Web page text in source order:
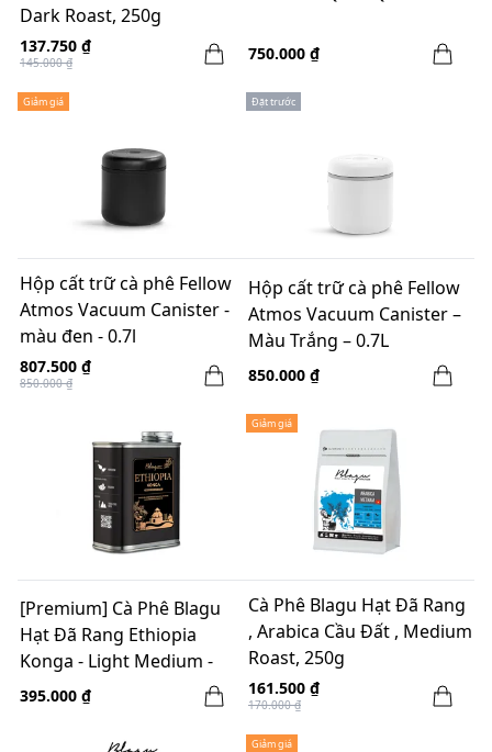
Dark Roast, 250g
137.750 ₫
145.000 ₫ 750.000 ₫
Giảm giá
Hộp cất trữ cà phê Fellow
Atmos Vacuum Canister -
màu đen - 0.7l
807.500 ₫
850.000 ₫
Đặt trước
Hộp cất trữ cà phê Fellow
Atmos Vacuum Canister –
Màu Trắng – 0.7L
850.000 ₫
[Premium] Cà Phê Blagu
Hạt Đã Rang Ethiopia
Konga - Light Medium -
250g
395.000 ₫
Giảm giá
Cà Phê Blagu Hạt Đã Rang
, Arabica Cầu Đất , Medium
Roast, 250g
161.500 ₫
170.000 ₫
Giảm giá